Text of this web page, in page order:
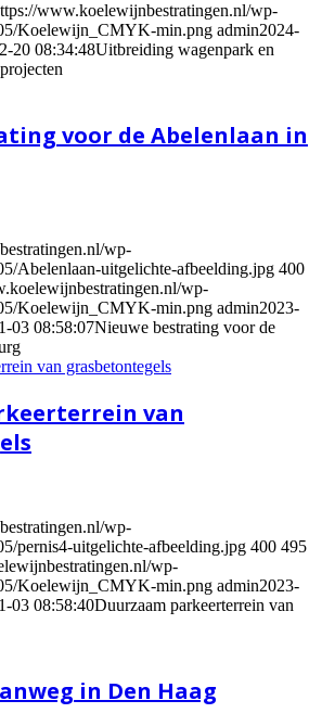
www.koelewijnbestratingen.nl/wp-
Koelewijn_CMYK-min.png admin2024-
20 08:34:48Uitbreiding wagenpark en
voor de Abelenlaan in
wp-
Abelenlaan-uitgelichte-afbeelding.jpg 400
wp-
Koelewijn_CMYK-min.png admin2023-
03 08:58:07Nieuwe bestrating voor de
van
wp-
pernis4-uitgelichte-afbeelding.jpg 400 495
wp-
Koelewijn_CMYK-min.png admin2023-
03 08:58:40Duurzaam parkeerterrein van
in Den Haag